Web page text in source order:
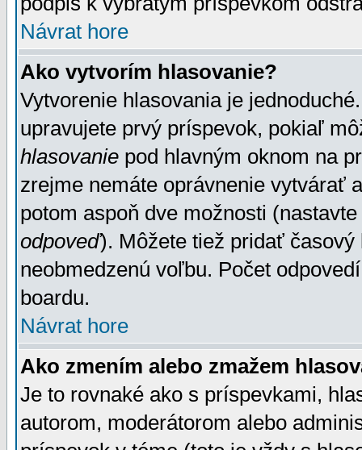
Návrat hore
Ako vytvorím hlasovanie?
Vytvorenie hlasovania je
upravujete prvý príspevok, pokiaľ
hlasovanie pod hlavným oknom na
zrejme nemáte oprávnenie vytvárať
potom aspoň dve možnosti
odpoveď). Môžete tiež pridať
neobmedzenú voľbu. Počet
boardu.
Návrat hore
Ako zmením alebo zmažem
Je to rovnaké ako s príspevkami,
autorom, moderátorom alebo